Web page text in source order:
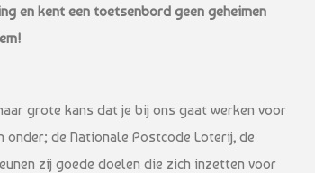
en kent een toetsenbord geen geheimen
grote kans dat je bij ons gaat werken voor
onder; de Nationale Postcode Loterij, de
zij goede doelen die zich inzetten voor